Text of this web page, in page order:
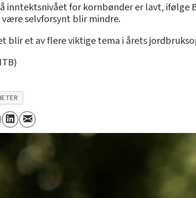
inntektsnivået for kornbønder er lavt, ifølge
selvforsynt blir mindre.
blir et av flere viktige tema i årets